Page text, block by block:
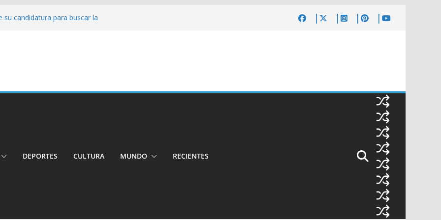
su candidatura para buscar la
Investigan crimen de un hombre en el
e incidentes marcaron la
DEPORTES CULTURA MUNDO RECIENTES